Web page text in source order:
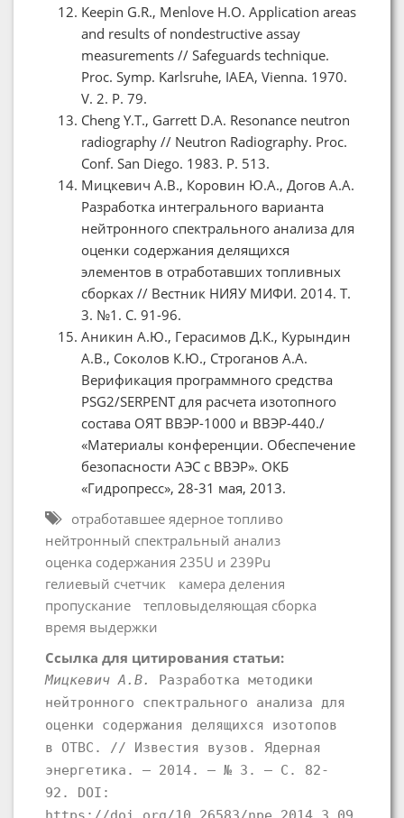
Keepin G.R., Menlove H.O. Application areas
and results of nondestructive assay
measurements // Safeguards technique.
Proc. Symp. Karlsruhe, IAEA, Vienna. 1970.
V. 2. P. 79.
Cheng Y.T., Garrett D.A. Resonance neutron
radiography // Neutron Radiography. Proc.
Conf. San Diego. 1983. P. 513.
Мицкевич А.В., Коровин Ю.А., Догов А.А.
Разработка интегрального варианта
нейтронного спектрального анализа для
оценки содержания делящихся
элементов в отработавших топливных
сборках // Вестник НИЯУ МИФИ. 2014. Т.
3. №1. С. 91-96.
Аникин А.Ю., Герасимов Д.К., Курындин
А.В., Соколов К.Ю., Строганов А.А.
Верификация программного средства
PSG2/SERPENT для расчета изотопного
состава ОЯТ ВВЭР-1000 и ВВЭР-440./
«Материалы конференции. Обеспечение
безопасности АЭС с ВВЭР». ОКБ
«Гидропресс», 28-31 мая, 2013.
отработавшее ядерное топливо
нейтронный спектральный анализ
оценка содержания 235U и 239Pu
гелиевый счетчик
камера деления
пропускание
тепловыделяющая сборка
время выдержки
Ссылка для цитирования статьи:
Мицкевич А.В.
Разработка методики
нейтронного спектрального анализа для
оценки содержания делящихся изотопов
в ОТВС. // Известия вузов. Ядерная
энергетика. – 2014. – № 3. – С. 82-
92. DOI: